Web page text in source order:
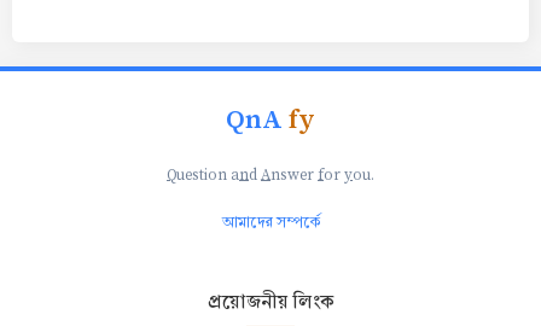
QnAfy
Question andAnswer foryou.
আমাদের সম্পর্কে
প্রয়োজনীয় লিংক